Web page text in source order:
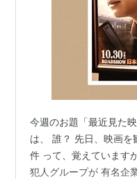
今週のお題「最近見た
は、 誰？ 先日、映画
件 って、覚えています
犯人グループが 有名企